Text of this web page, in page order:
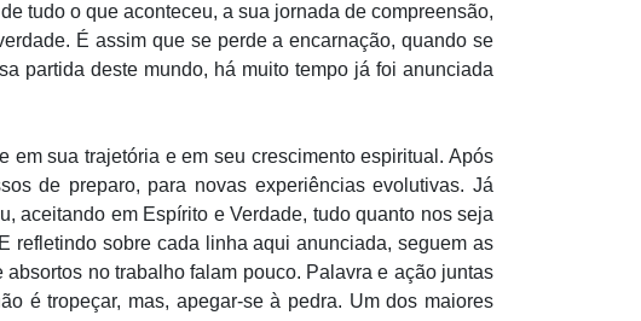
tudo o que aconteceu, a sua jornada de compreensão,
É assim que se perde a encarnação, quando se
partida deste mundo, há muito tempo já foi anunciada
sua trajetória e em seu crescimento espiritual. Após
de preparo, para novas experiências evolutivas. Já
aceitando em Espírito e Verdade, tudo quanto nos seja
refletindo sobre cada linha aqui anunciada, seguem as
no trabalho falam pouco. Palavra e ação juntas
é tropeçar, mas, apegar-se à pedra. Um dos maiores